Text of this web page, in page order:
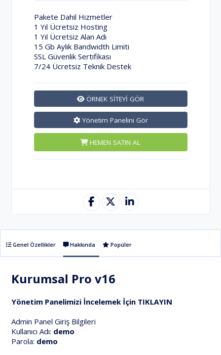
Pakete Dahil Hizmetler
1 Yıl Ücretsiz Hosting
1 Yıl Ücretsiz Alan Adı
15 Gb Aylık Bandwidth Limiti
SSL Güvenlik Sertifikası
7/24 Ücretsiz Teknik Destek
ÖRNEK SİTEYİ GÖR
Yönetim Panelini Gör
HEMEN SATIN AL
Genel Özellikler Hakkında Popüler
Kurumsal Pro v16
Yönetim Panelimizi İncelemek İçin TIKLAYIN
Admin Panel Giriş Bilgileri
Kullanıcı Adı: demo
Parola: demo